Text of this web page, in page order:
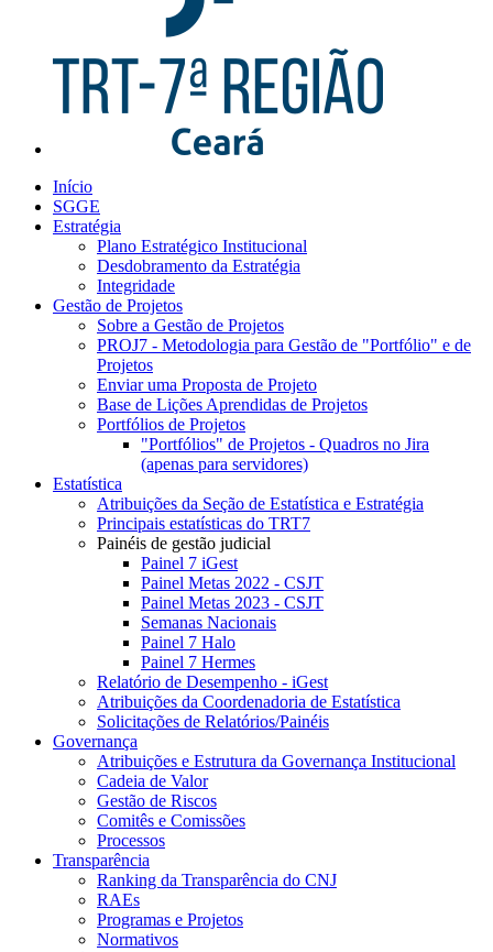
Início
SGGE
Estratégia
Plano Estratégico Institucional
Desdobramento da Estratégia
Integridade
Gestão de Projetos
Sobre a Gestão de Projetos
PROJ7 - Metodologia para Gestão de "Portfólio" e de
Projetos
Enviar uma Proposta de Projeto
Base de Lições Aprendidas de Projetos
Portfólios de Projetos
"Portfólios" de Projetos - Quadros no Jira
(apenas para servidores)
Estatística
Atribuições da Seção de Estatística e Estratégia
Principais estatísticas do TRT7
Painéis de gestão judicial
Painel 7 iGest
Painel Metas 2022 - CSJT
Painel Metas 2023 - CSJT
Semanas Nacionais
Painel 7 Halo
Painel 7 Hermes
Relatório de Desempenho - iGest
Atribuições da Coordenadoria de Estatística
Solicitações de Relatórios/Painéis
Governança
Atribuições e Estrutura da Governança Institucional
Cadeia de Valor
Gestão de Riscos
Comitês e Comissões
Processos
Transparência
Ranking da Transparência do CNJ
RAEs
Programas e Projetos
Normativos